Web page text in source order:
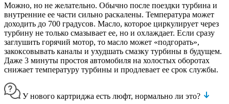
Можно, но не желательно. Обычно после поездки турбина и
внутренние ее части сильно раскалены. Температура может
доходить до 700 градусов. Масло, которое циркулирует через
турбину не только смазывает ее, но и охлаждает. Если сразу
заглушить горячий мотор, то масло может «подгорать»,
закоксовывать каналы и ухудшать смазку турбины в будущем.
Даже 3 минуты простоя автомобиля на холостых оборотах
снижает температуру турбины и продлевает ее срок службы.
У нового картриджа есть люфт, нормально ли это?